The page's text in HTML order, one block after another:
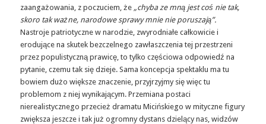
zaangażowania, z poczuciem, że „chyba ze mną jest coś nie tak,
skoro tak ważne, narodowe sprawy mnie nie poruszają”.
Nastroje patriotyczne w narodzie, zwyrodniałe całkowicie i
erodujące na skutek bezczelnego zawłaszczenia tej przestrzeni
przez populistyczną prawicę, to tylko częściowa odpowiedź na
pytanie, czemu tak się dzieje. Sama koncepcja spektaklu ma tu
bowiem dużo większe znaczenie, przyjrzyjmy się więc tu
problemom z niej wynikającym. Przemiana postaci
nierealistycznego przecież dramatu Micińskiego w mityczne figury
zwiększa jeszcze i tak już ogromny dystans dzielący nas, widzów